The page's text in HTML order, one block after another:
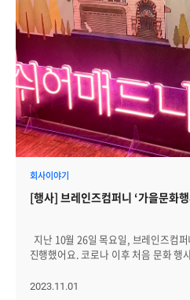
균형을 유지할 수 있도록 합니다. 동호회 활동 지원: 직무 외에도 다양한
취미와 관심사를 공유하며 소통할 수
지원합니다. 구성원들이 스포츠나 보
즐기며, 친목과 화합을 다질 수 있는
개인교육비 및 도서 구입비 지원: 구성
교육비와 자격증 취득 비용을 아낌없
제공하고 있어, 직원들이 지식과 역량
환경을 조성합니다. 이 외에도 사내 도서관 운영, 장기 근속 포상(5년,
10년, 15년, 20년), 각종 경조금 지급,
다양한 복지 제도를 운영하고 있습니다. 앞으로도 브레인즈컴퍼니
노력하겠습니다!
메뉴로 행사에 참여한 모두의 입맛을 사로잡았습
먹을 수 있는 뷔페에서 저녁 식사를
벌써 4그릇 째에요(웃음)."라며 즐거워
있었습니다. 모처럼 모인 가족과 지인이 함께 즐기는 맛있는 식사
덕분에, 그 어느 때보다 화기애애한 대
명동의 활기찬 분위기와 어우러져 작은
모두의 웃음과 박수가 끊기지 않았던 난타 공연 이어
(NANTA) 극장에서 모두가 기대하던
8시에 공연이 시작되었고, 90분이라는
않았습니다. '주방 퍼포먼스'라는 이름에 걸맞게 배우들은 요리사
복장으로 등장해 주방의 도구들을 활
선보이며, 유쾌한 퍼포먼스를 선보였습
되었습니다. 대사 없이도 생동감 넘치
특히 공연 중간에 관객이 참여할 수 있
역할로 브레인저 구성원분들이 선정
간직할 수 있었습니다. 행사에 참여한 한 직원은 "평일에 가족들과
여유롭게 저녁시간을 보낼 수 있어 행복
회사이야기
[행사] 브레인즈컴퍼니 ‘가을문화
지난 10월 26일 목요일, 브레인즈컴
진행했어요. 코로나 이후 처음 문화 행
가족과 지인들을 초대해 함께 식사를
2023.11.01